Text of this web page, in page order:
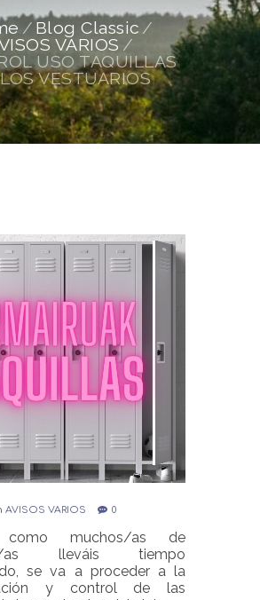
Blog Classic
VARIOS
USO TAQUILLAS
VESTUARIOS
AVISOS VARIOS 0
muchos/as de
as lleváis tiempo
se va a proceder a la
y control de las